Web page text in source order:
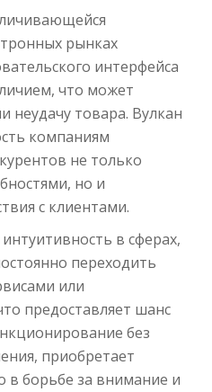
рынках
интерфейса
что может
неудачу товара. Вулкан
компаниям
не только
но и
с клиентами.
в сферах,
переходить
или
предоставляет шанс
без
приобретает
в борьбе за внимание и